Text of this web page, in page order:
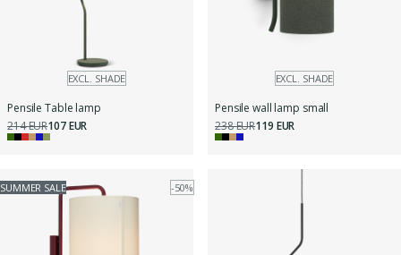
EXCL. SHADE
Pensile Table lamp
214 EUR107 EUR
EXCL. SHADE
Pensile wall lamp small
238 EUR119 EUR
SUMMER SALE -50%